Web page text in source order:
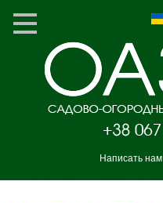
Написать нам